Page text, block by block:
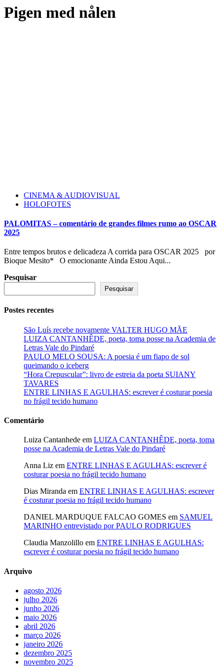
Pigen med nålen
CINEMA & AUDIOVISUAL
HOLOFOTES
PALOMITAS – comentário de grandes filmes rumo ao OSCAR
2025
Entre tempos brutos e delicadeza A corrida para OSCAR 2025 por
Bioque Mesito* O emocionante Ainda Estou Aqui...
Pesquisar
Pesquisar
Postes recentes
São Luís recebe novamente VALTER HUGO MÃE
LUIZA CANTANHÊDE, poeta, toma posse na Academia de
Letras Vale do Pindaré
PAULO MELO SOUSA: A poesia é um fiapo de sol
queimando o iceberg
“Hora Crepuscular”: livro de estreia da poeta SUIANY
TAVARES
ENTRE LINHAS E AGULHAS: escrever é costurar poesia
no frágil tecido humano
Comentário
Luiza Cantanhede em LUIZA CANTANHÊDE, poeta, toma
posse na Academia de Letras Vale do Pindaré
Anna Liz em ENTRE LINHAS E AGULHAS: escrever é
costurar poesia no frágil tecido humano
Dias Miranda em ENTRE LINHAS E AGULHAS: escrever
é costurar poesia no frágil tecido humano
DANIEL MARDUQUE FALCAO GOMES em SAMUEL
MARINHO entrevistado por PAULO RODRIGUES
Claudia Manzolillo em ENTRE LINHAS E AGULHAS:
escrever é costurar poesia no frágil tecido humano
Arquivo
agosto 2026
julho 2026
junho 2026
maio 2026
abril 2026
março 2026
janeiro 2026
dezembro 2025
novembro 2025